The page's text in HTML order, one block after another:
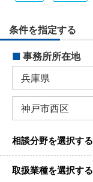
条件を指定する
■ 事務所所在地
相談分野を選択する
取扱業種を選択する